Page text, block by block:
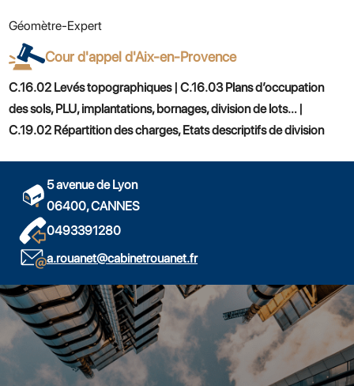
Géomètre-Expert
Cour d'appel d'Aix-en-Provence
C.16.02 Levés topographiques | C.16.03 Plans d’occupation
des sols, PLU, implantations, bornages, division de lots… |
C.19.02 Répartition des charges, Etats descriptifs de division
5 avenue de Lyon
06400, CANNES
0493391280
a.rouanet@cabinetrouanet.fr